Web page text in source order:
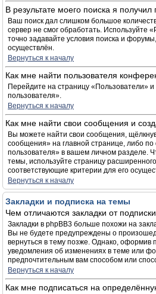
В результате моего поиска я получил
Ваш поиск дал слишком большое
сервер не смог обработать. Используйте
точно задавайте условия поиска и
осуществлён.
Вернуться к началу
Как мне найти пользователя
Перейдите на страницу «Пользователи»
пользователя».
Вернуться к началу
Как мне найти свои сообщения и
Вы можете найти свои сообщения,
сообщения» на главной странице, либо
пользователя» в вашем личном разделе.
темы, используйте страницу
соответствующие критерии для его
Вернуться к началу
Закладки и подписка на темы
Чем отличаются закладки от
Закладки в phpBB3 больше похожи на
Вы не будете предупреждены о
вернуться в тему позже. Однако, оформив
уведомления об изменениях в теме или
предпочтительным вам способом или
Вернуться к началу
Как мне подписаться на